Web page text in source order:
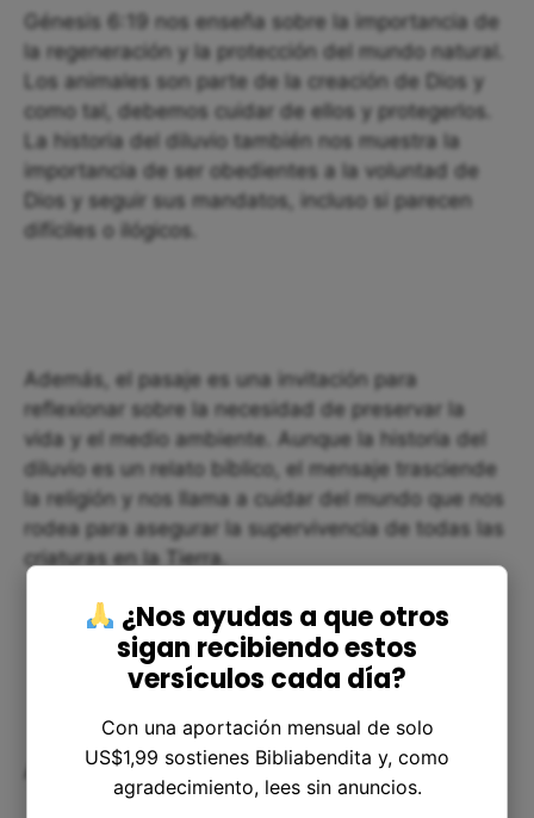
Génesis 6:19 nos enseña sobre la importancia de
la regeneración y la protección del mundo natural.
Los animales son parte de la creación de Dios y
como tal, debemos cuidar de ellos y protegerlos.
La historia del diluvio también nos muestra la
importancia de ser obedientes a la voluntad de
Dios y seguir sus mandatos, incluso si parecen
difíciles o ilógicos.
Además, el pasaje es una invitación para
reflexionar sobre la necesidad de preservar la
vida y el medio ambiente. Aunque la historia del
diluvio es un relato bíblico, el mensaje trasciende
la religión y nos llama a cuidar del mundo que nos
rodea para asegurar la supervivencia de todas las
criaturas en la Tierra.
Aplicación en nuestra vida
¿Nos ayudas a que otros
sigan recibiendo estos
versículos cada día?
Con una aportación mensual de solo
US$1,99 sostienes Bibliabendita y, como
agradecimiento, lees sin anuncios.